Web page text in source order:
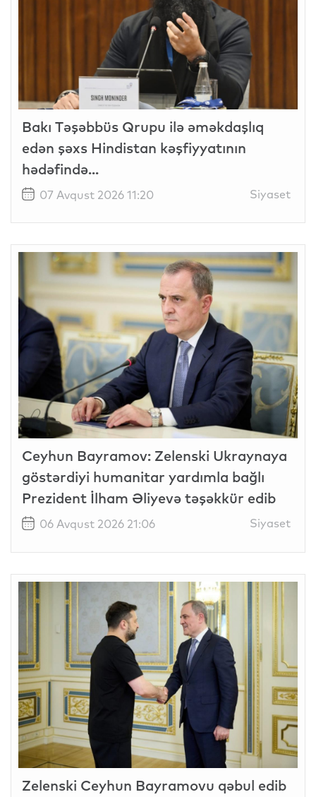
Bakı Təşəbbüs Qrupu ilə əməkdaşlıq
edən şəxs Hindistan kəşfiyyatının
hədəfində...
07 Avqust 2026 11:20 Siyaset
Ceyhun Bayramov: Zelenski Ukraynaya
göstərdiyi humanitar yardımla bağlı
Prezident İlham Əliyevə təşəkkür edib
06 Avqust 2026 21:06 Siyaset
Zelenski Ceyhun Bayramovu qəbul edib